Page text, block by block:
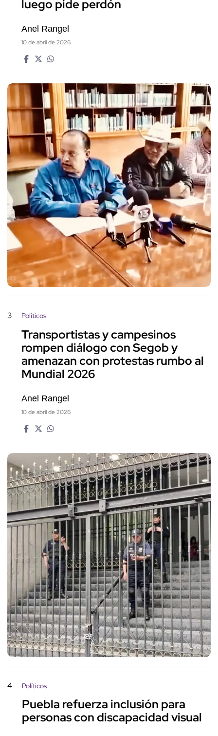
luego pide perdón
Anel Rangel
10 de abril de 2026
3 Políticos
Transportistas y campesinos
rompen diálogo con Segob y
amenazan con protestas rumbo al
Mundial 2026
Anel Rangel
10 de abril de 2026
4 Políticos
Puebla refuerza inclusión para
personas con discapacidad visual